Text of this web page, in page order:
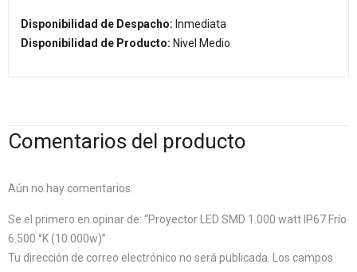
Disponibilidad de Despacho: Inmediata
Disponibilidad de Producto: Nivel Medio
Comentarios del producto
Aún no hay comentarios.
Se el primero en opinar de: “Proyector LED SMD 1.000 watt IP67 Frío
6.500 °K (10.000w)”
Tu dirección de correo electrónico no será publicada.
Los campos